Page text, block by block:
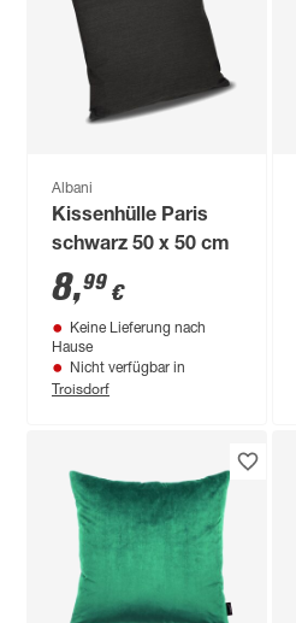
Albani
Kissenhülle Paris
schwarz 50 x 50 cm
8,99 €
Keine Lieferung nach
Hause
Nicht verfügbar in
Troisdorf